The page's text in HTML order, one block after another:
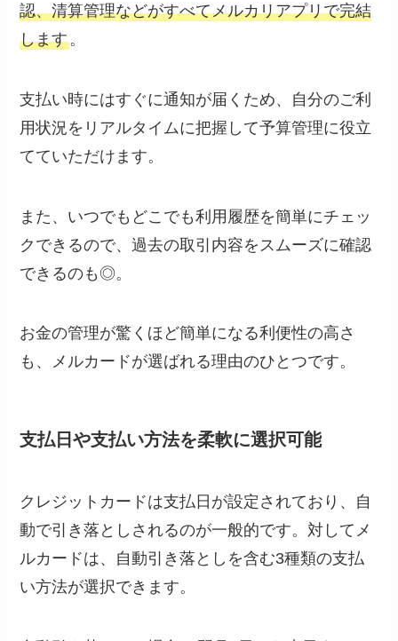
認、清算管理などがすべてメルカリアプリで完結
します。
支払い時にはすぐに通知が届くため、自分のご利
用状況をリアルタイムに把握して予算管理に役立
てていただけます。
また、いつでもどこでも利用履歴を簡単にチェッ
クできるので、過去の取引内容をスムーズに確認
できるのも◎。
お金の管理が驚くほど簡単になる利便性の高さ
も、メルカードが選ばれる理由のひとつです。
支払日や支払い方法を柔軟に選択可能
クレジットカードは支払日が設定されており、自
動で引き落としされるのが一般的です。対してメ
ルカードは、自動引き落としを含む3種類の支払
い方法が選択できます。